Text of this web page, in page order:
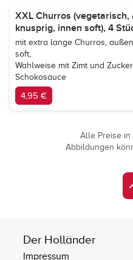
XXL Churros (vegetarisch,
knusprig, innen soft), 4
mit extra lange Churros,
soft,
Wahlweise mit Zimt und
Schokosauce
4,95 €
Alle Preise in
Abbildungen
Der Holländer
Impressum